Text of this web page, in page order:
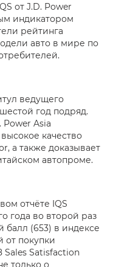
от J.D. Power
индикатором
рейтинга
авто в мире по
ведущего
год подряд.
Power Asia
качество
а также доказывает
автопроме.
отчёте IQS
года во второй раз
(653) в индексе
от покупки
Sales Satisfaction
только о